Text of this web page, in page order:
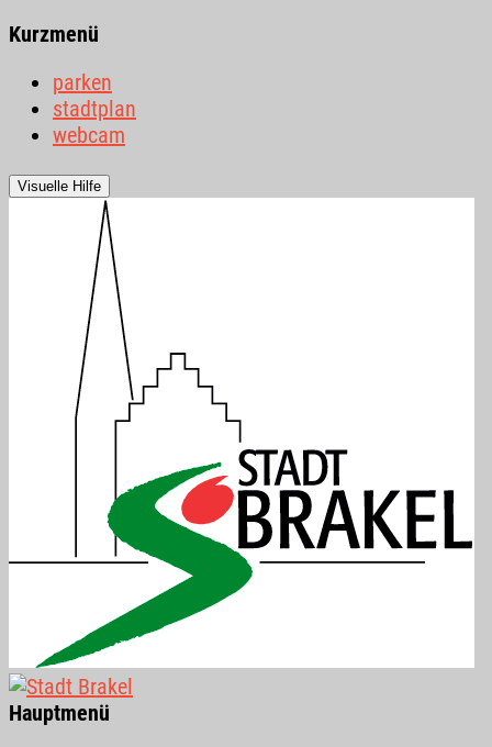
Kurzmenü
parken
stadtplan
webcam
Visuelle Hilfe
Hauptmenü